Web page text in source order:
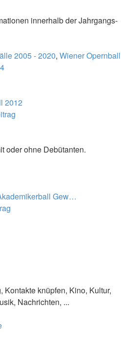
innerhalb der Jahrgangs-
2005 - 2020, Wiener Opernball
2012
oder ohne Debütanten.
Gew…
knüpfen, Kino, Kultur,
Nachrichten, ...